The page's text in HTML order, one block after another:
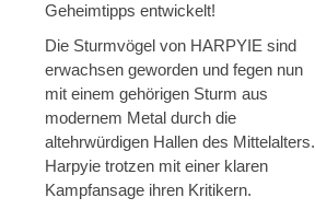
Geheimtipps entwickelt!
Die Sturmvögel von HARPYIE sind
erwachsen geworden und fegen nun
mit einem gehörigen Sturm aus
modernem Metal durch die
altehrwürdigen Hallen des Mittelalters.
Harpyie trotzen mit einer klaren
Kampfansage ihren Kritikern.